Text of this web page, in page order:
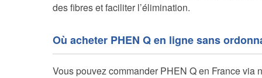
des fibres et faciliter l’élimination.
Où acheter PHEN Q en ligne sans
Vous pouvez commander PHEN Q en France via